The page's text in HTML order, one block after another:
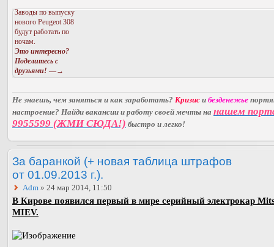
Заводы по выпуску
нового Peugeot 308
будут работать по
ночам.
Это интересно?
Поделитесь с
друзьями! —→
Не знаешь, чем заняться и как заработать? Кризис и безденежье
настроение? Найди вакансии и работу своей мечты на нашем
9955599 (ЖМИ СЮДА!) быстро и легко!
За баранкой (+ новая таблица штрафов
от 01.09.2013 г.).
Adm » 24 мар 2014, 11:50
В Кирове появился первый в мире серийный электрокар
MIEV.